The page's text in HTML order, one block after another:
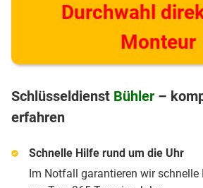
Durchwahl
Monteur
Schlüsseldienst Bühler –
erfahren
Schnelle Hilfe rund um die Uhr
Im Notfall garantieren wir